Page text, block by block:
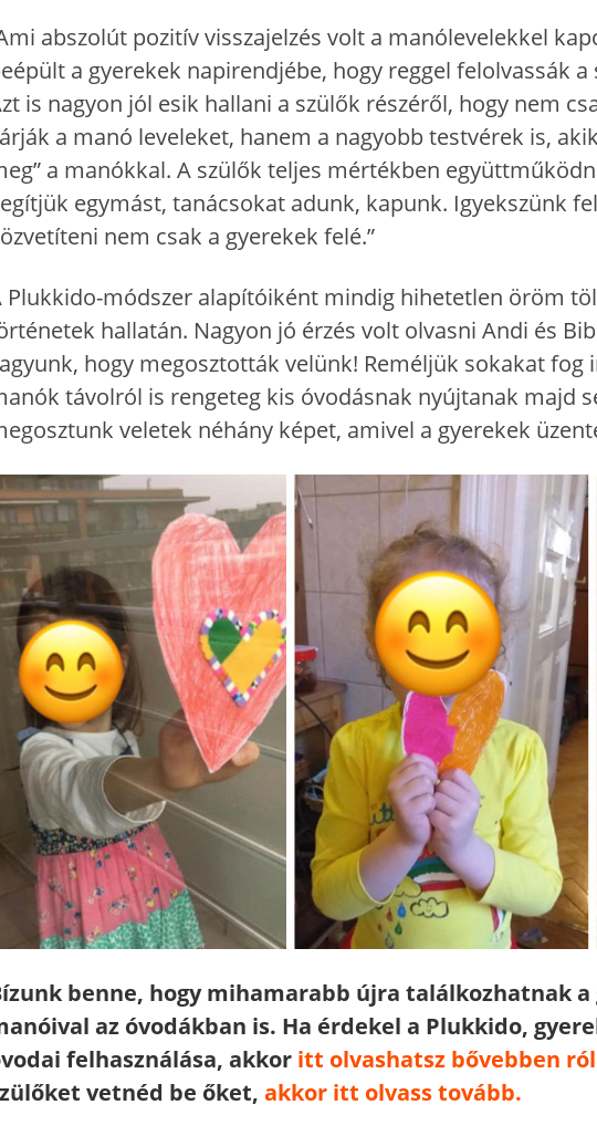
abszolút pozitív visszajelzés volt a manólevelekkel
a gyerekek napirendjébe, hogy reggel felolvassák
is nagyon jól esik hallani a szülők részéről, hogy nem
a manó leveleket, hanem a nagyobb testvérek is,
a manókkal. A szülők teljes mértékben
egymást, tanácsokat adunk, kapunk. Igyekszünk
nem csak a gyerekek felé.”
Plukkido-módszer alapítóiként mindig hihetetlen öröm
hallatán. Nagyon jó érzés volt olvasni Andi és
hogy megosztották velünk! Reméljük sokakat fog
távolról is rengeteg kis óvodásnak nyújtanak majd
veletek néhány képet, amivel a gyerekek
benne, hogy mihamarabb újra találkozhatnak
az óvodákban is. Ha érdekel a Plukkido,
felhasználása, akkor itt olvashatsz bővebben
vetnéd be őket, akkor itt olvass tovább.